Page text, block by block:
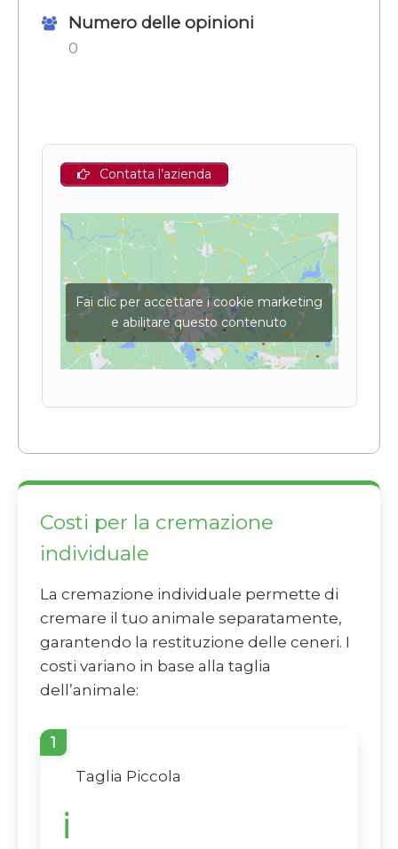
Numero delle opinioni
0
Contatta l’azienda
Fai clic per accettare i cookie marketing
e abilitare questo contenuto
Costi per la cremazione
individuale
La cremazione individuale permette di
cremare il tuo animale separatamente,
garantendo la restituzione delle ceneri. I
costi variano in base alla taglia
dell’animale:
1
Taglia Piccola
ℹ️